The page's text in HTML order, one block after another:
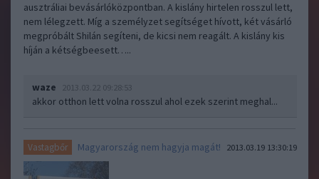
ausztráliai bevásárlóközpontban. A kislány hirtelen rosszul lett,
nem lélegzett. Míg a személyzet segítséget hívott, két vásárló
megpróbált Shilán segíteni, de kicsi nem reagált. A kislány kis
híján a kétségbeesett…..
waze 2013.03.22 09:28:53
akkor otthon lett volna rosszul ahol ezek szerint meghal...
Vastagbőr Magyarország nem hagyja magát! 2013.03.19 13:30:19